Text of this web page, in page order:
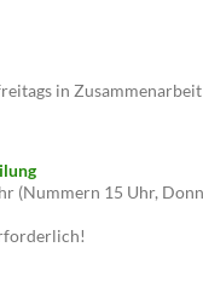
in
(Nummern 15 Uhr,